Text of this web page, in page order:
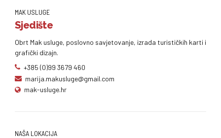
MAK USLUGE
Sjedište
Obrt Mak usluge, poslovno savjetovanje, izrada turističkih karti i
grafički dizajn.
+385 (0)99 3679 460
marija.makusluge@gmail.com
mak-usluge.hr
NAŠA LOKACIJA